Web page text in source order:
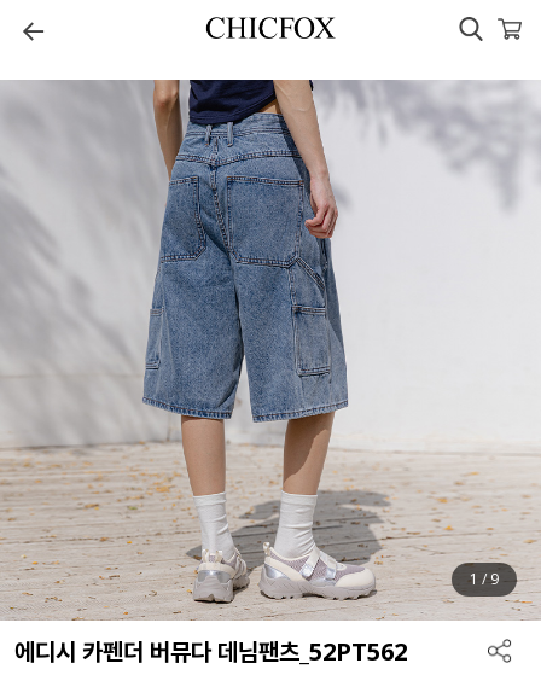
1 /9
에디시 카펜더 버뮤다 데님팬츠_52PT562